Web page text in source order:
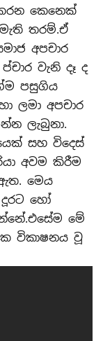
කෙනෙක්
තරම්.‌‌ඒ
අපචාර
වැනි දෑ ද
පසුගිය
ලමා අපචාර
ලැබුනා.
සහ විදෙස්
අවම කිරීම
මෙය
හෝ
මේ
විකාෂනය වූ